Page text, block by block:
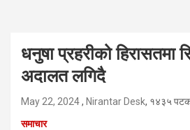
धनुषा प्रहरीको हिरासतमा
अदालत लगिदै
May 22, 2024, Nirantar Desk, १४३५ पटक
समाचार